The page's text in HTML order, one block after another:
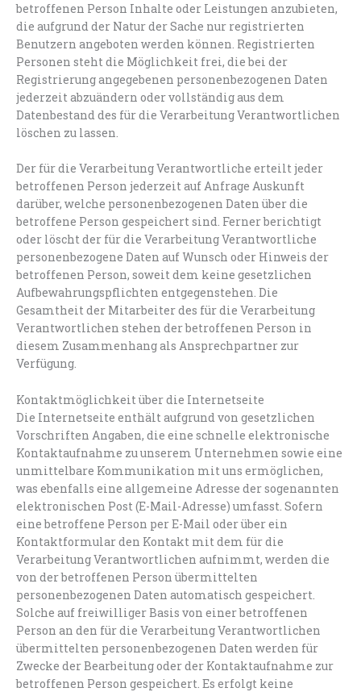
betroffenen Person Inhalte oder Leistungen anzubieten,
die aufgrund der Natur der Sache nur registrierten
Benutzern angeboten werden können. Registrierten
Personen steht die Möglichkeit frei, die bei der
Registrierung angegebenen personenbezogenen Daten
jederzeit abzuändern oder vollständig aus dem
Datenbestand des für die Verarbeitung Verantwortlichen
löschen zu lassen.
Der für die Verarbeitung Verantwortliche erteilt jeder
betroffenen Person jederzeit auf Anfrage Auskunft
darüber, welche personenbezogenen Daten über die
betroffene Person gespeichert sind. Ferner berichtigt
oder löscht der für die Verarbeitung Verantwortliche
personenbezogene Daten auf Wunsch oder Hinweis der
betroffenen Person, soweit dem keine gesetzlichen
Aufbewahrungspflichten entgegenstehen. Die
Gesamtheit der Mitarbeiter des für die Verarbeitung
Verantwortlichen stehen der betroffenen Person in
diesem Zusammenhang als Ansprechpartner zur
Verfügung.
Kontaktmöglichkeit über die Internetseite
Die Internetseite enthält aufgrund von gesetzlichen
Vorschriften Angaben, die eine schnelle elektronische
Kontaktaufnahme zu unserem Unternehmen sowie eine
unmittelbare Kommunikation mit uns ermöglichen,
was ebenfalls eine allgemeine Adresse der sogenannten
elektronischen Post (E-Mail-Adresse) umfasst. Sofern
eine betroffene Person per E-Mail oder über ein
Kontaktformular den Kontakt mit dem für die
Verarbeitung Verantwortlichen aufnimmt, werden die
von der betroffenen Person übermittelten
personenbezogenen Daten automatisch gespeichert.
Solche auf freiwilliger Basis von einer betroffenen
Person an den für die Verarbeitung Verantwortlichen
übermittelten personenbezogenen Daten werden für
Zwecke der Bearbeitung oder der Kontaktaufnahme zur
betroffenen Person gespeichert. Es erfolgt keine